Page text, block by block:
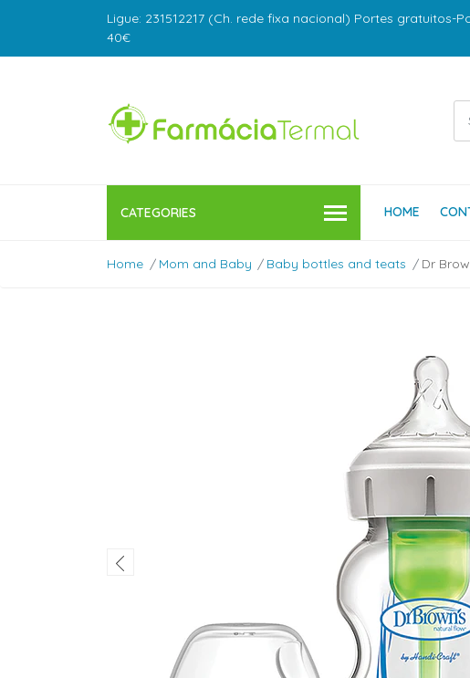
Ligue: 231512217 (Ch. rede fixa nacional) Portes gratuitos-
40€
CATEGORIES HOME
Home Mom and Baby Baby bottles and teats Dr